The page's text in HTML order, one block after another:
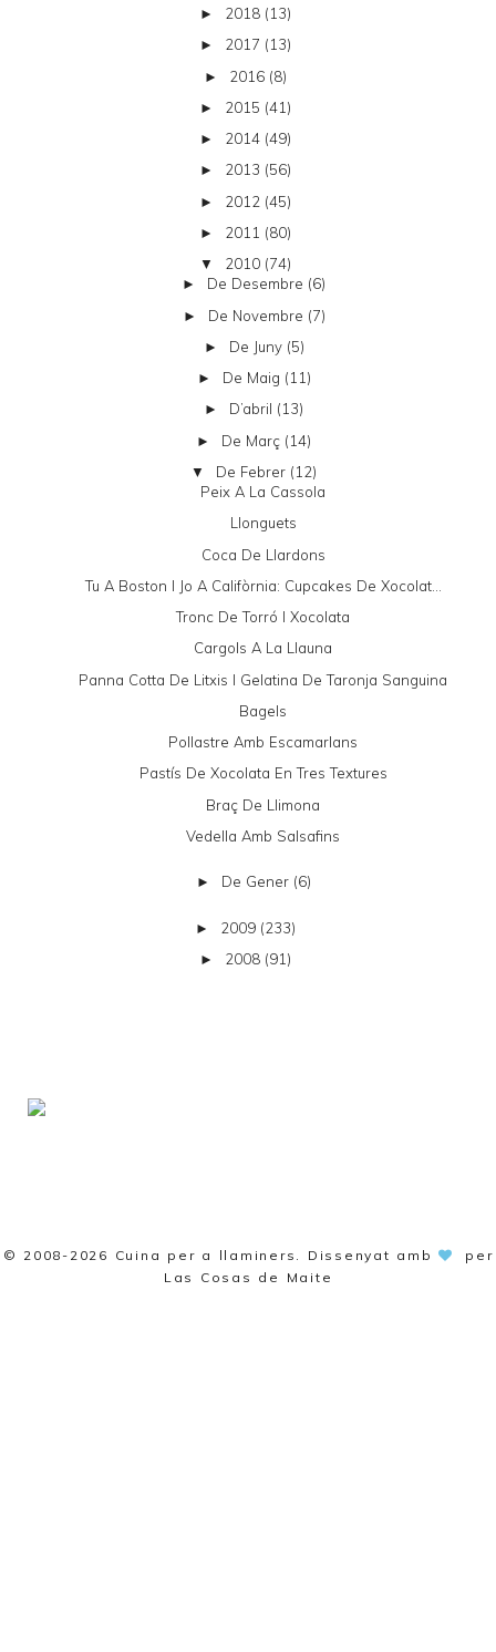
► 2018 (13)
► 2017 (13)
► 2016 (8)
► 2015 (41)
► 2014 (49)
► 2013 (56)
► 2012 (45)
► 2011 (80)
▼ 2010 (74)
► De Desembre (6)
► De Novembre (7)
► De Juny (5)
► De Maig (11)
► D’abril (13)
► De Març (14)
▼ De Febrer (12)
Peix A La Cassola
Llonguets
Coca De Llardons
Tu A Boston I Jo A Califòrnia: Cupcakes De Xocolat...
Tronc De Torró I Xocolata
Cargols A La Llauna
Panna Cotta De Litxis I Gelatina De Taronja Sanguina
Bagels
Pollastre Amb Escamarlans
Pastís De Xocolata En Tres Textures
Braç De Llimona
Vedella Amb Salsafins
► De Gener (6)
► 2009 (233)
► 2008 (91)
© 2008-2026 Cuina per a llaminers . Dissenyat amb
per
Las Cosas de Maite